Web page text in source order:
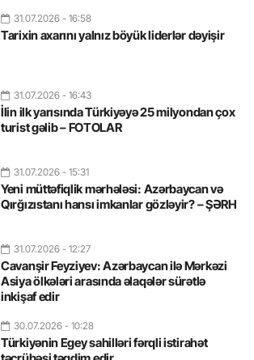
31.07.2026 - 16:58
Tarixin axarını yalnız böyük liderlər dəyişir
31.07.2026 - 16:43
İlin ilk yarısında Türkiyəyə 25 milyondan çox
turist gəlib – FOTOLAR
31.07.2026 - 15:31
Yeni müttəfiqlik mərhələsi: Azərbaycan və
Qırğızıstanı hansı imkanlar gözləyir? – ŞƏRH
31.07.2026 - 12:27
Cavanşir Feyziyev: Azərbaycan ilə Mərkəzi
Asiya ölkələri arasında əlaqələr sürətlə
inkişaf edir
30.07.2026 - 10:28
Türkiyənin Egey sahilləri fərqli istirahət